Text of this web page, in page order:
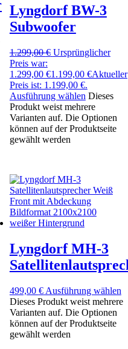
Lyngdorf BW-3
Subwoofer
1.299,00€ Ursprünglicher
Preis war:
1.299,00 €1.199,00 €Aktueller
Preis ist: 1.199,00 €.
Ausführung wählen Dieses
Produkt weist mehrere
Varianten auf. Die Optionen
können auf der Produktseite
gewählt werden
Lyngdorf MH-3
499,00 € Ausführung wählen
Dieses Produkt weist mehrere
Varianten auf. Die Optionen
können auf der Produktseite
gewählt werden